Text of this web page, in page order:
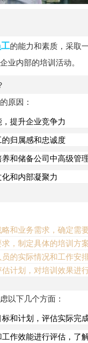
的能力和素质，采取
业内部的培训活动。
原因：
提升企业竞争力
归属感和忠诚度
和储备公司中高级管
和内部凝聚力
和业务需求，确定需
，制定具体的培训方
的实际情况和工作安
计划，对培训效果进
以下几个方面：
和计划，评估实际完
作效能进行评估，